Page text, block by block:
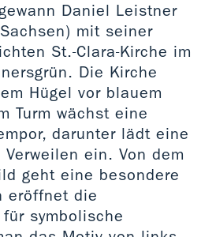
Daniel Leistner
mit seiner
St.-Clara-Kirche im
Die Kirche
Hügel vor blauem
Turm wächst eine
darunter lädt eine
ein. Von dem
geht eine besondere
eröffnet die
symbolische